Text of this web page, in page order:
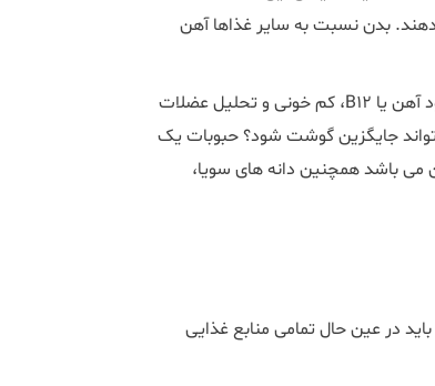
دهند. بدن نسبت به سایر غذاها آهن
"اگر گوشت به سادگی حذف شود و جایگزین نشود، مادر در معرض خطر کمبود آهن یا B12، کم خونی و تحلیل عضلات
جایگزین گوشت شود؟ حبوبات یک
می باشد همچنین دانه های سویا،
باید در عین حال تمامی منابع غذایی